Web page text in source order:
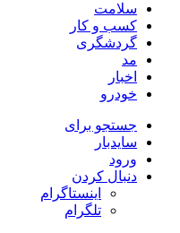
سلامت
کسب و کار
گردشگری
مد
اخبار
خودرو
جستجو برای
سایدبار
ورود
دنبال کردن
اینستاگرام
تلگرام